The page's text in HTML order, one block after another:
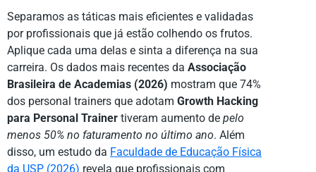
Separamos as táticas mais eficientes e validadas
por profissionais que já estão colhendo os frutos.
Aplique cada uma delas e sinta a diferença na sua
carreira. Os dados mais recentes da Associação
Brasileira de Academias (2026) mostram que 74%
dos personal trainers que adotam Growth Hacking
para Personal Trainer tiveram aumento de pelo
menos 50% no faturamento no último ano. Além
disso, um estudo da Faculdade de Educação Física
da USP (2026) revela que profissionais com